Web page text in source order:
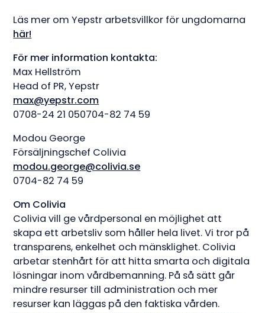
Läs mer om Yepstr arbetsvillkor för ungdomarna
här!
För mer information kontakta:
Max Hellström
Head of PR, Yepstr
max@yepstr.com
0708-24 21 050704-82 74 59
Modou George
Försäljningschef Colivia
modou.george@colivia.se
0704-82 74 59
Om Colivia
Colivia vill ge vårdpersonal en möjlighet att
skapa ett arbetsliv som håller hela livet. Vi tror på
transparens, enkelhet och mänsklighet. Colivia
arbetar stenhårt för att hitta smarta och digitala
lösningar inom vårdbemanning. På så sätt går
mindre resurser till administration och mer
resurser kan läggas på den faktiska vården.